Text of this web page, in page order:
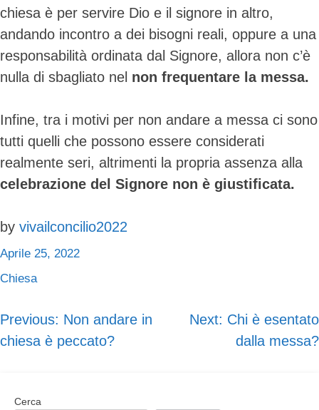
chiesa è per servire Dio e il signore in altro,
andando incontro a dei bisogni reali, oppure a una
responsabilità ordinata dal Signore, allora non c’è
nulla di sbagliato nel non frequentare la messa.
Infine, tra i motivi per non andare a messa ci sono
tutti quelli che possono essere considerati
realmente seri, altrimenti la propria assenza alla
celebrazione del Signore non è giustificata.
by vivailconcilio2022
Aprile 25, 2022
Chiesa
Navigazione
articoli
Previous: Non andare in
chiesa è peccato?
Next: Chi è esentato
dalla messa?
Cerca